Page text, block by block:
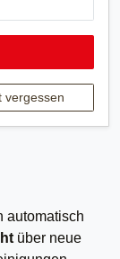
vergessen
automatisch
über neue